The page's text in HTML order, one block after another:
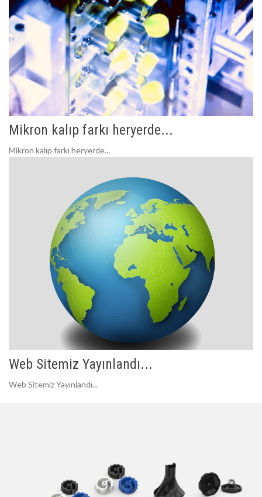
Mikron kalıp farkı heryerde...
Mikron kalıp farkı heryerde...
Web Sitemiz Yayınlandı...
Web Sitemiz Yayınlandı...